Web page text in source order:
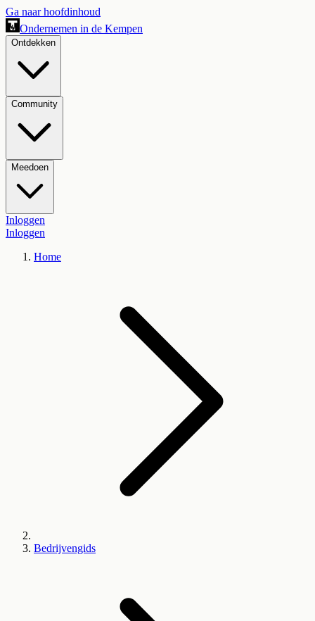
Ga naar hoofdinhoud
Ondernemen in de Kempen
Ontdekken
Community
Meedoen
Inloggen
Inloggen
Home
Bedrijvengids